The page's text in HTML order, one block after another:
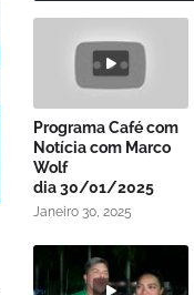
Programa Café com
Notícia com Marco
Wolf
dia 30/01/2025
Janeiro 30, 2025